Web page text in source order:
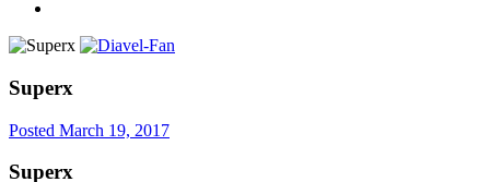
Superx
Posted March 19, 2017
Superx